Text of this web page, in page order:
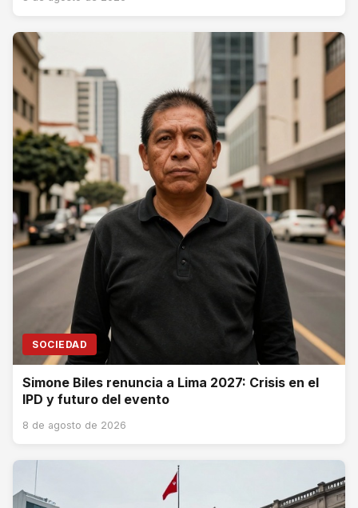
SOCIEDAD
Simone Biles renuncia a Lima 2027: Crisis en el
IPD y futuro del evento
8 de agosto de 2026